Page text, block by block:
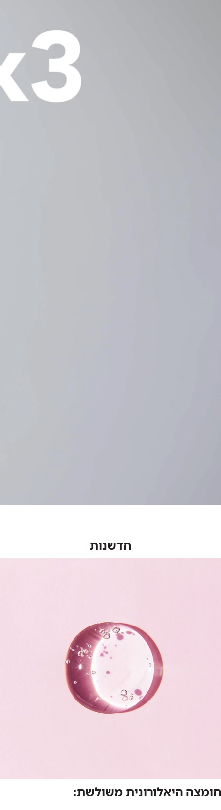
חדשנות
חומצה היאלורונית משולשת: